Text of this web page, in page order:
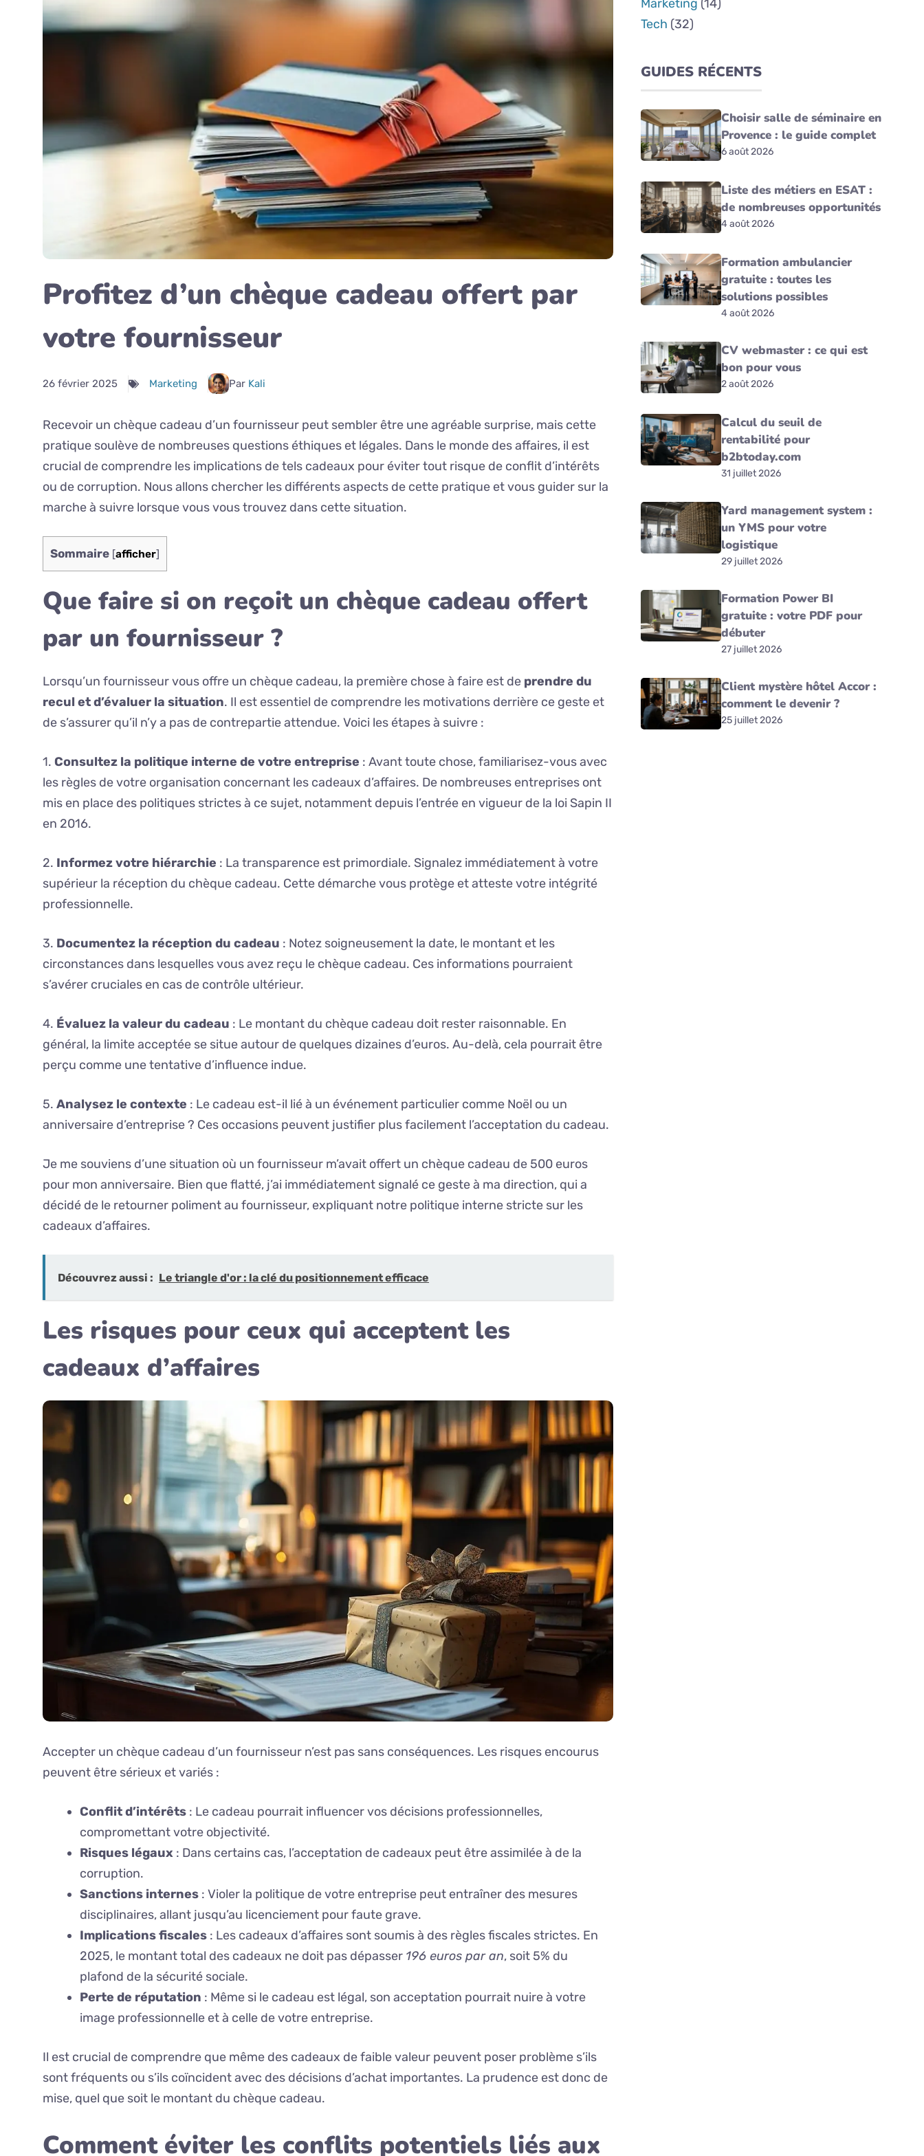
Profitez d’un chèque cadeau offert par
votre fournisseur
26 février 2025 Marketing Par Kali
Recevoir un chèque cadeau d’un fournisseur peut sembler être une agréable surprise, mais cette
pratique soulève de nombreuses questions éthiques et légales. Dans le monde des affaires, il est
crucial de comprendre les implications de tels cadeaux pour éviter tout risque de conflit d’intérêts
ou de corruption. Nous allons chercher les différents aspects de cette pratique et vous guider sur la
marche à suivre lorsque vous vous trouvez dans cette situation.
Sommaire [afficher]
Que faire si on reçoit un chèque cadeau offert
par un fournisseur ?
Lorsqu’un fournisseur vous offre un chèque cadeau, la première chose à faire est de prendre du
recul et d’évaluer la situation. Il est essentiel de comprendre les motivations derrière ce geste et
de s’assurer qu’il n’y a pas de contrepartie attendue. Voici les étapes à suivre :
1. Consultez la politique interne de votre entreprise : Avant toute chose, familiarisez-vous avec
les règles de votre organisation concernant les cadeaux d’affaires. De nombreuses entreprises ont
mis en place des politiques strictes à ce sujet, notamment depuis l’entrée en vigueur de la loi Sapin II
en 2016.
2. Informez votre hiérarchie : La transparence est primordiale. Signalez immédiatement à votre
supérieur la réception du chèque cadeau. Cette démarche vous protège et atteste votre intégrité
professionnelle.
3. Documentez la réception du cadeau : Notez soigneusement la date, le montant et les
circonstances dans lesquelles vous avez reçu le chèque cadeau. Ces informations pourraient
s’avérer cruciales en cas de contrôle ultérieur.
4. Évaluez la valeur du cadeau : Le montant du chèque cadeau doit rester raisonnable. En
général, la limite acceptée se situe autour de quelques dizaines d’euros. Au-delà, cela pourrait être
perçu comme une tentative d’influence indue.
5. Analysez le contexte : Le cadeau est-il lié à un événement particulier comme Noël ou un
anniversaire d’entreprise ? Ces occasions peuvent justifier plus facilement l’acceptation du cadeau.
Je me souviens d’une situation où un fournisseur m’avait offert un chèque cadeau de 500 euros
pour mon anniversaire. Bien que flatté, j’ai immédiatement signalé ce geste à ma direction, qui a
décidé de le retourner poliment au fournisseur, expliquant notre politique interne stricte sur les
cadeaux d’affaires.
Découvrez aussi : Le triangle d'or : la clé du positionnement efficace
Les risques pour ceux qui acceptent les
cadeaux d’affaires
Accepter un chèque cadeau d’un fournisseur n’est pas sans conséquences. Les risques encourus
peuvent être sérieux et variés :
Conflit d’intérêts : Le cadeau pourrait influencer vos décisions professionnelles,
compromettant votre objectivité.
Risques légaux : Dans certains cas, l’acceptation de cadeaux peut être assimilée à de la
corruption.
Sanctions internes : Violer la politique de votre entreprise peut entraîner des mesures
disciplinaires, allant jusqu’au licenciement pour faute grave.
Implications fiscales : Les cadeaux d’affaires sont soumis à des règles fiscales strictes. En
2025, le montant total des cadeaux ne doit pas dépasser 196 euros par an, soit 5% du
plafond de la sécurité sociale.
Perte de réputation : Même si le cadeau est légal, son acceptation pourrait nuire à votre
image professionnelle et à celle de votre entreprise.
Il est crucial de comprendre que même des cadeaux de faible valeur peuvent poser problème s’ils
sont fréquents ou s’ils coïncident avec des décisions d’achat importantes. La prudence est donc de
mise, quel que soit le montant du chèque cadeau.
Comment éviter les conflits potentiels liés aux
Marketing (14)
Tech (32)
GUIDES RÉCENTS
Choisir salle de séminaire en
Provence : le guide complet
6 août 2026
Liste des métiers en ESAT :
de nombreuses opportunités
4 août 2026
Formation ambulancier
gratuite : toutes les
solutions possibles
4 août 2026
CV webmaster : ce qui est
bon pour vous
2 août 2026
Calcul du seuil de
rentabilité pour
b2btoday.com
31 juillet 2026
Yard management system :
un YMS pour votre
logistique
29 juillet 2026
Formation Power BI
gratuite : votre PDF pour
débuter
27 juillet 2026
Client mystère hôtel Accor :
comment le devenir ?
25 juillet 2026